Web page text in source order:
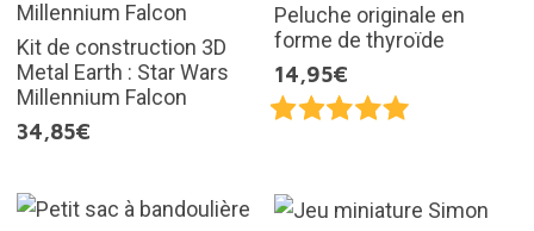
Kit de construction 3D
Metal Earth : Star Wars
Millennium Falcon
34,85€
Peluche originale en
forme de thyroïde
14,95€